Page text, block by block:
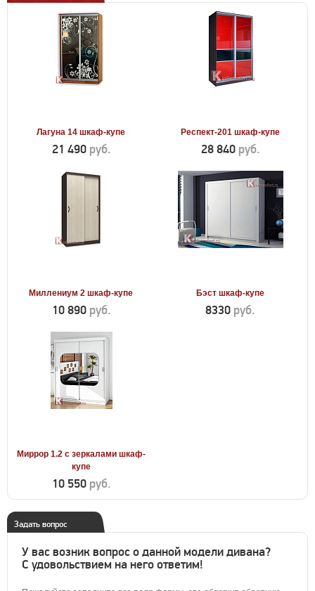
Лагуна 14 шкаф-купе
21 490 руб.
Респект-201 шкаф-купе
28 840 руб.
Миллениум 2 шкаф-купе
10 890 руб.
Бэст шкаф-купе
8330 руб.
Миррор 1.2 с зеркалами шкаф-
купе
10 550 руб.
Задать вопрос
У вас возник вопрос о данной модели дивана?
С удовольствием на него ответим!